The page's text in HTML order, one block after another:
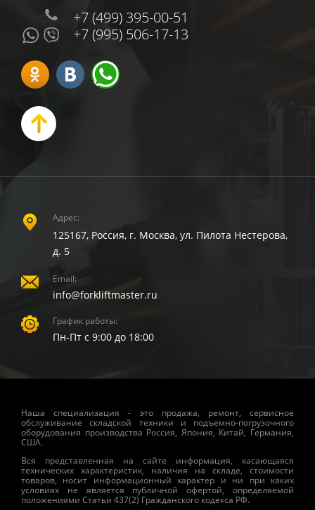
+7 (499) 395-00-51
+7 (995) 506-17-13
Адрес:
125167, Россия, г. Москва, ул. Пилота Нестерова,
д. 5
Email:
info@forkliftmaster.ru
График работы:
Пн-Пт с 9:00 до 18:00
Наша специализация - это продажа, ремонт, сервисное
обслуживание складской техники и подъемно-погрузочного
оборудования производства Россия, Япония, Китай, Германия,
США.
Вся представленная на сайте информация, касающаяся
технических характеристик, наличия на складе, стоимости
товаров, носит информационный характер и ни при каких
условиях не является публичной офертой, определяемой
положениями Статьи 437(2) Гражданского кодекса РФ.